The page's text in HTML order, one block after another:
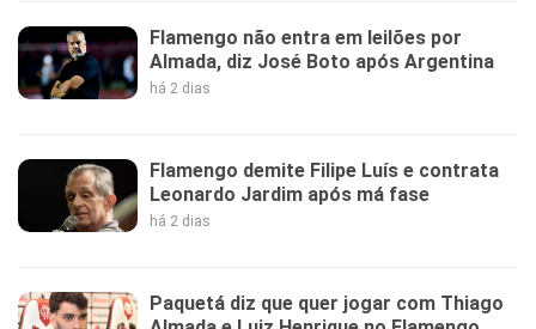
Flamengo não entra em leilões por
Almada, diz José Boto após Argentina
há 2 dias
Flamengo demite Filipe Luís e contrata
Leonardo Jardim após má fase
há 2 dias
Paquetá diz que quer jogar com Thiago